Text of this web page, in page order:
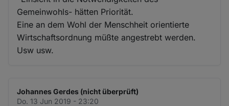
Gemeinwohls- hätten Priorität.
Eine an dem Wohl der Menschheit orientierte
Wirtschaftsordnung müßte angestrebt werden.
Usw usw.
Johannes Gerdes (nicht überprüft)
Do. 13 Jun 2019 - 23:20